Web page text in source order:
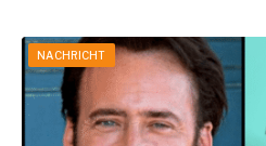
NACHRICHT